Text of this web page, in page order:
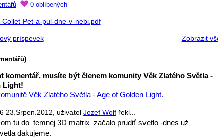
0 oblíbených
Collet-Pet-a-pul-dne-v-nebi.pdf
príspevek Zobrazit
komentář, musíte být členem komunity Věk Zlatého Světla -
Light!
Věk Zlatého Světla - Age of Golden Light.
23.Srpen.2012, uživatel Jozef Wolfřekl...
tu do temnej 3D matrix začalo prudiť svetlo -dnes už
dakujeme.